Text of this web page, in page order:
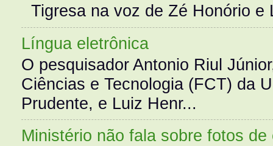
Tigresa na voz de Zé Honório
Língua eletrônica
O pesquisador Antonio Riul
Ciências e Tecnologia (FCT) da
Prudente, e Luiz Henr...
Ministério não fala sobre fotos de